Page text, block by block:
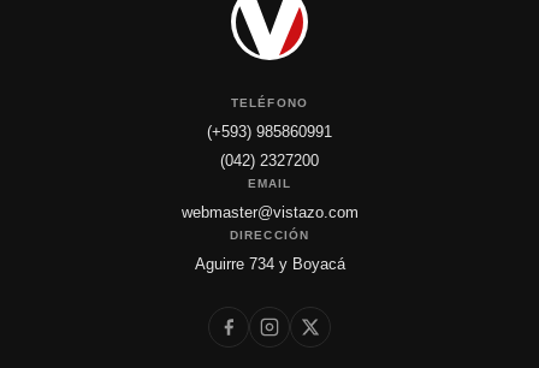
TELÉFONO
(+593) 985860991
(042) 2327200
EMAIL
webmaster@vistazo.com
DIRECCIÓN
Aguirre 734 y Boyacá